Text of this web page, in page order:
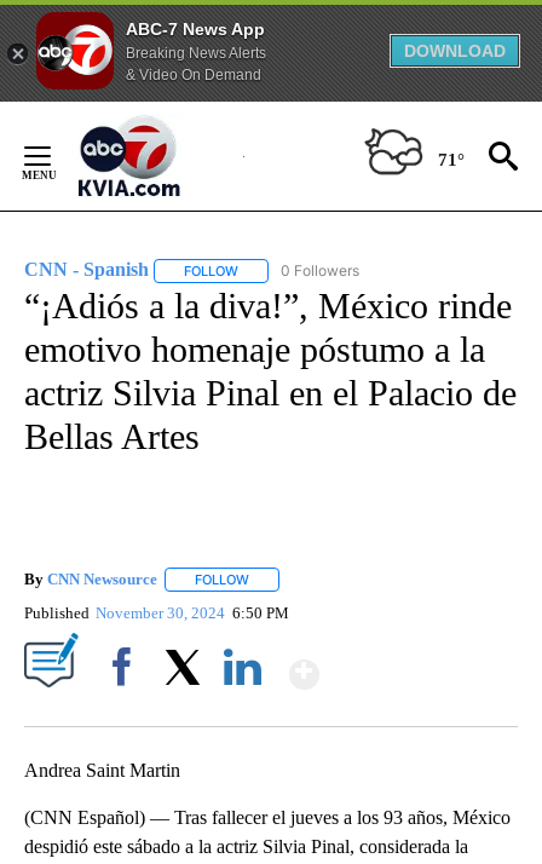
ABC-7 News App
Breaking News Alerts
& Video On Demand
DOWNLOAD
Content
71°
CNN - Spanish FOLLOW FOLLOW "CNN - SPANISH" TO RECEIVE
0 Followers
“¡Adiós a la diva!”, México rinde
emotivo homenaje póstumo a la
actriz Silvia Pinal en el Palacio de
Bellas Artes
By CNN Newsource FOLLOW
Published November 30, 2024 6:50 PM
Andrea Saint Martin
(CNN Español) — Tras fallecer el jueves a los 93 años, México
despidió este sábado a la actriz Silvia Pinal, considerada la